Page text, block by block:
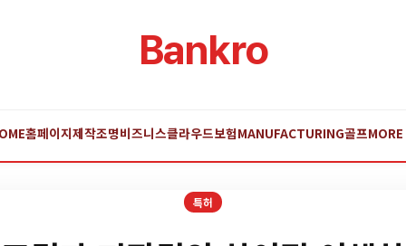
Bankro
홈페이지제작조명비즈니스클라우드보험MANUFACTURING골프MORE
특허